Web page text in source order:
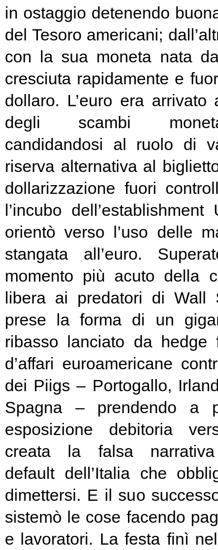
in ostaggio detenendo
del Tesoro americani;
con la sua moneta nata
cresciuta rapidamente e
dollaro. L’euro era
degli scambi
candidandosi al ruolo di
riserva alternativa al
dollarizzazione fuori
l’incubo
orientò verso l’uso delle
stangata all’euro.
momento più acuto della
libera ai predatori di Wall
prese la forma di un
ribasso lanciato da hedge
d’affari euroamericane
dei Piigs – Portogallo,
Spagna – prendendo a
esposizione debitoria
creata la falsa narrativa
default dell’Italia che
dimettersi. E il suo
sistemò le cose facendo
e lavoratori. La festa finì